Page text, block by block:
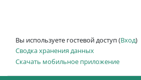
Вы используете гостевой доступ (Вход)
Сводка хранения данных
Скачать мобильное приложение